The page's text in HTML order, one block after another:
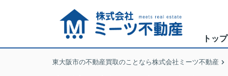
トップ
東大阪市の不動産買取のことなら株式会社ミーツ不動産